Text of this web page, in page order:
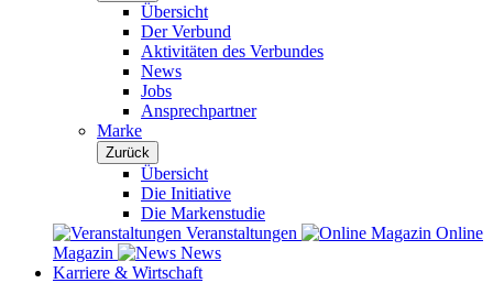
Übersicht
Der Verbund
Aktivitäten des Verbundes
News
Jobs
Ansprechpartner
Marke
Zurück
Übersicht
Die Initiative
Die Markenstudie
Veranstaltungen
Online
Magazin
News
Karriere & Wirtschaft